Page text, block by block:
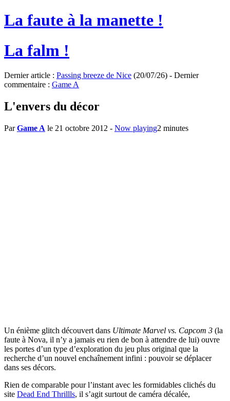
La faute à la manette !
La falm !
Dernier article : Passing breeze de Nice (20/07/26) - Dernier
commentaire : Game A
L'envers du décor
ParGame A le 21 octobre 2012 - Now playing2 minutes
Un énième glitch découvert dans Ultimate Marvel vs. Capcom 3 (la
faute à Nova, il n’y a jamais eu rien de bon à attendre de lui) ouvre
les portes d’un type d’exploration du jeu plus original que la
recherche d’un nouvel enchaînement infini : pouvoir se déplacer
dans ses décors.
Rien de comparable pour l’instant avec les formidables clichés du
site Dead End Thrillls, il s’agit surtout de caméra décalée,